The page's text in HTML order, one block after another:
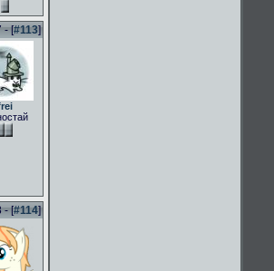
- [#113]
- [#114]